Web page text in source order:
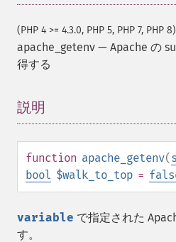
(PHP 4 >= 4.3.0, PHP 5, PHP 7, PHP 8)
apache_getenv — Apache の
得する
説明
function apache_getenv(
bool $walk_to_top =
variable で指定された
す。